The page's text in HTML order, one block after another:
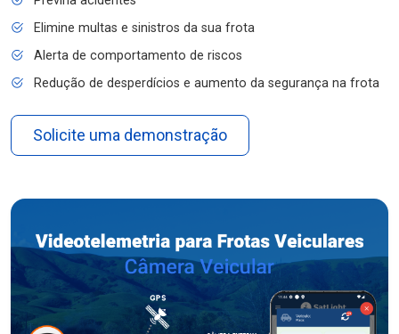
Elimine multas e sinistros da sua frota
Alerta de comportamento de riscos
Redução de desperdícios e aumento da segurança na frota
Solicite uma demonstração